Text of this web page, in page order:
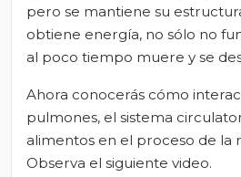
pero se mantiene su
obtiene energía, no sólo no
al poco tiempo muere y se
Ahora conocerás cómo
pulmones, el sistema
alimentos en el proceso de la
Observa el siguiente video.